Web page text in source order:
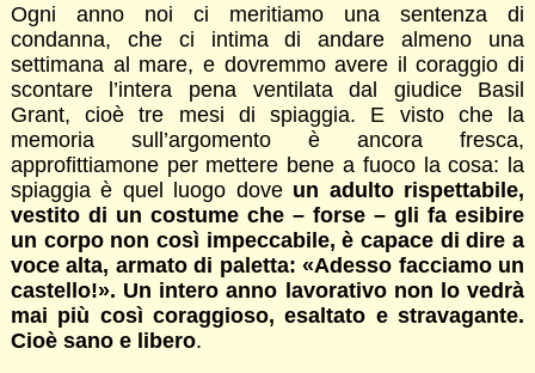
Ogni anno noi ci meritiamo una sentenza di
condanna, che ci intima di andare almeno una
settimana al mare, e dovremmo avere il coraggio di
scontare l’intera pena ventilata dal giudice Basil
Grant, cioè tre mesi di spiaggia. E visto che la
memoria sull’argomento è ancora fresca,
approfittiamone per mettere bene a fuoco la cosa: la
spiaggia è quel luogo dove un adulto rispettabile,
vestito di un costume che – forse – gli fa esibire
un corpo non così impeccabile, è capace di dire a
voce alta, armato di paletta: «Adesso facciamo un
castello!». Un intero anno lavorativo non lo vedrà
mai più così coraggioso, esaltato e stravagante.
Cioè sano e libero.